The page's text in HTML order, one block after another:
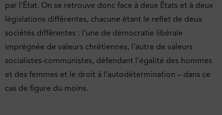
par l’État. On se retrouve donc face à deux États et à deux
législations différentes, chacune étant le reflet de deux
sociétés différentes : l’une de démocratie libérale
imprégnée de valeurs chrétiennes, l’autre de valeurs
socialistes-communistes, défendant l’égalité des hommes
et des femmes et le droit à l’autodétermination – dans ce
cas de figure du moins.